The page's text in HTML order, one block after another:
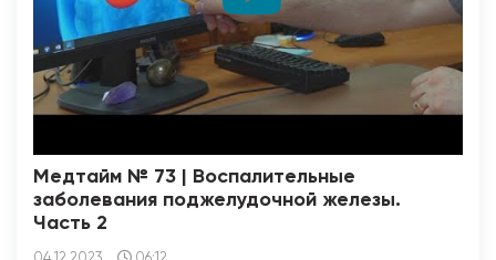
Медтайм № 73 | Воспалительные
заболевания поджелудочной железы.
Часть 2